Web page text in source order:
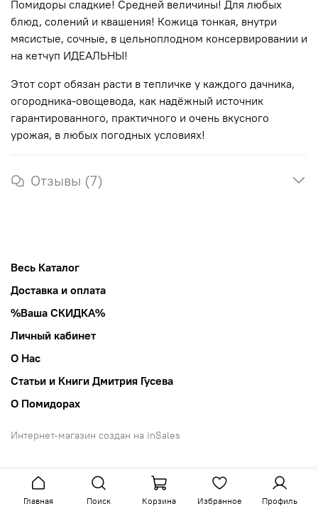
Помидоры сладкие! Средней величины! Для любых
блюд, солений и квашения! Кожица тонкая, внутри
мясистые, сочные, в цельноплодном консервировании и
на кетчуп ИДЕАЛЬНЫ!
Этот сорт обязан расти в тепличке у каждого дачника,
огородника-овощевода, как надёжный источник
гарантированного, практичного и очень вкусного
урожая, в любых погодных условиях!
Отзывы (7)
Весь Каталог
Доставка и оплата
%Ваша СКИДКА%
Личный кабинет
О Нас
Статьи и Книги Дмитрия Гусева
О Помидорах
Интернет-магазин создан на inSales
Главная Поиск Корзина Избранное Профиль